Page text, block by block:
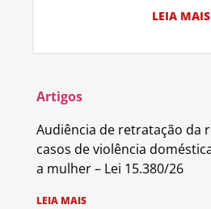
LEIA MAIS
Artigos
Audiência de retratação da
casos de violência
a mulher – Lei 15.380/26
LEIA MAIS